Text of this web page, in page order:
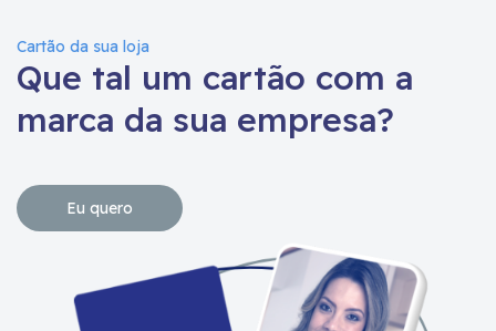
Cartão da sua loja
Que tal um cartão com a
marca da sua empresa?
Eu quero